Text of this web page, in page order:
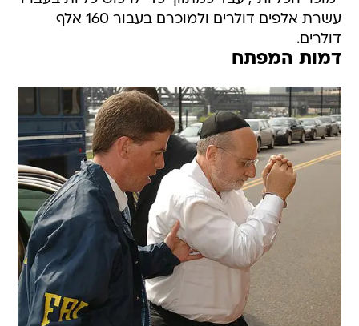
עשרת אלפים דולרים ולמוכרם בעבור 160 אלף
דולרים.
דמות המפתח